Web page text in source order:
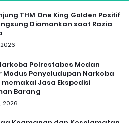
THM One King Golden Positif
Diamankan saat Razia
2026
Polrestabes Medan
Modus Penyeludupan Narkoba
Jasa Ekspedisi
Barang
2026